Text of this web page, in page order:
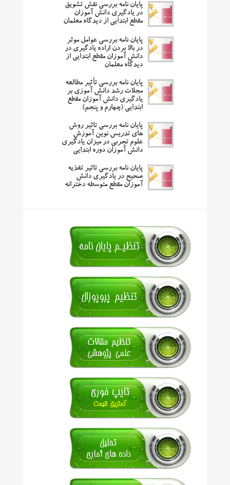
پایان نامه بررسی نقش تشویق
در یادگیری دانش آموزان
مقطع ابتدایی از دیدگاه معلمان
پایان نامه بررسی عوامل موثر
در بالا بردن اراده یادگیری در
دانش آموزان مقطع ابتدایی از
دیدگاه معلمان
پایان نامه بررسی تأثیر مطالعه
مجلات رشد دانش آموزی بر
یادگیری دانش آموزان مقطع
ابتدایی (چهارم و پنجم)
پایان نامه بررسی تاثیر روش
های تدریس نوین آموزش
علوم تجربی در میزان یادگیری
دانش آموزان دوره ابتدایی
پایان نامه بررسی تاثیر تغذیه
صحیح در یادگیری دانش
آموزان مقطع متوسطه دخترانه